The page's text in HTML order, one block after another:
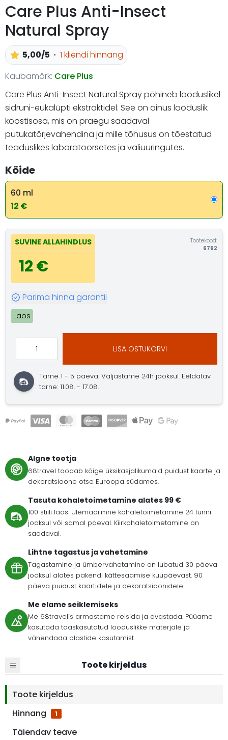
Care Plus Anti-Insect
Natural Spray
5,00/5
1 kliendi hinnang
Kaubamärk: Care Plus
Care Plus Anti-Insect Natural Spray põhineb looduslikel
sidruni-eukalüpti ekstraktidel. See on ainus looduslik
koostisosa, mis on praegu saadaval
putukatõrjevahendina ja mille tõhusus on tõestatud
teaduslikes laboratoorsetes ja väliuuringutes.
Köide
60 ml
12 €
SUVINE ALLAHINDLUS
12 €
Tootekood:
6762
Parima hinna garantii
Laos
LISA OSTUKORVI
Tarne 1 - 5 päeva.Väljastame 24h jooksul. Eeldatav
tarne: 11.08. - 17.08.
Algne tootja
68travel toodab kõige üksikasjalikumaid puidust kaarte ja
dekoratsioone otse Euroopa südames.
Tasuta kohaletoimetamine alates 99 €
100 stiili laos. Ülemaailmne kohaletoimetamine 24 tunni
jooksul või samal päeval. Kiirkohaletoimetamine on
saadaval.
Lihtne tagastus ja vahetamine
Tagastamine ja ümbervahetamine on lubatud 30 päeva
jooksul alates pakendi kättesaamise kuupäevast. 90
päeva puidust kaartidele ja dekoratsioonidele.
Me elame seiklemiseks
Me 68travelis armastame reisida ja avastada. Püüame
kasutada taaskasutatud looduslikke materjale ja
vähendada plastide kasutamist.
Toote kirjeldus
Toote kirjeldus
Hinnang
1
Täiendav teave